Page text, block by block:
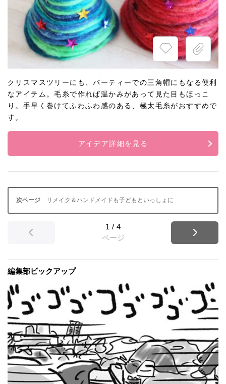
クリスマスツリーにも、パーティーでの三角帽にもなる便利
なアイテム。毛糸で作れば温かみがあって見た目もほっこ
り。手早く巻けてふわふわ感のある、極太毛糸がおすすめで
す。
アイデア詳細を見る
リメイク＆ハンドメイドも子どもといっしょに
1 / 4
ページ
編集部ピックアップ